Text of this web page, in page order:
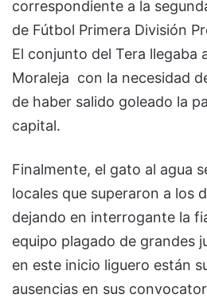
correspondiente a la
de Fútbol Primera División
El conjunto del Tera llegaba
Moraleja con la necesidad
de haber salido goleado la
capital.
Finalmente, el gato al agua
locales que superaron a los
dejando en interrogante la
equipo plagado de grandes
en este inicio liguero están
ausencias en sus